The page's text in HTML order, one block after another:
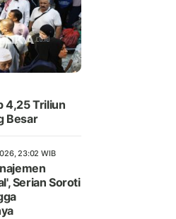
4,25 Triliun
Besar
23:02 WIB
Serian Soroti